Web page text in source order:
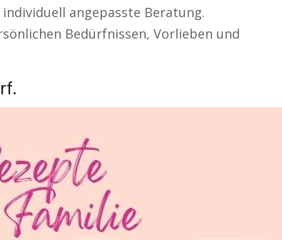
angepasste Beratung.
Bedürfnissen, Vorlieben und